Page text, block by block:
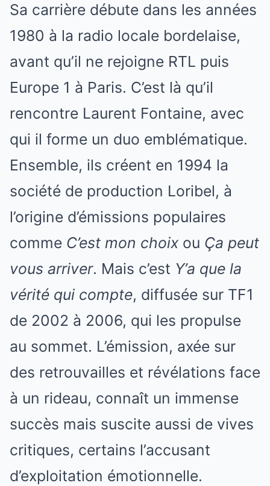
Sa carrière débute dans les années
1980 à la radio locale bordelaise,
avant qu’il ne rejoigne RTL puis
Europe 1 à Paris. C’est là qu’il
rencontre Laurent Fontaine, avec
qui il forme un duo emblématique.
Ensemble, ils créent en 1994 la
société de production Loribel, à
l’origine d’émissions populaires
comme C’est mon choix ou Ça peut
vous arriver. Mais c’est Y’a que la
vérité qui compte, diffusée sur TF1
de 2002 à 2006, qui les propulse
au sommet. L’émission, axée sur
des retrouvailles et révélations face
à un rideau, connaît un immense
succès mais suscite aussi de vives
critiques, certains l’accusant
d’exploitation émotionnelle.